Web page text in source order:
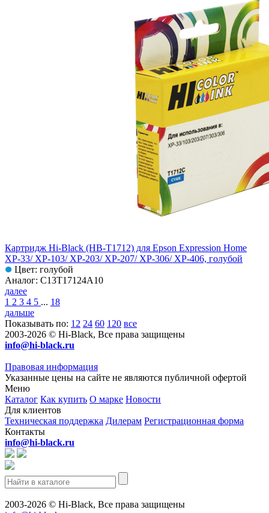
Картридж Hi-Black (HB-T1712) для Epson Expression Home
XP-33/ XP-103/ XP-203/ XP-207/ XP-306/ XP-406, голубой
Цвет: голубой
Аналог: C13T17124A10
далее
1 2 3 4 5 ... 18
дальше
Показывать по: 12 24 60 120 все
2003-2026 © Hi-Black, Все права защищены
info@hi-black.ru
Правовая информация
Указанные цены на сайте не являются публичной офертой
Меню
Каталог Как купить О марке Новости
Для клиентов
Техническая поддержка Дилерам Регистрационная форма
Контакты
info@hi-black.ru
2003-2026 © Hi-Black, Все права защищены